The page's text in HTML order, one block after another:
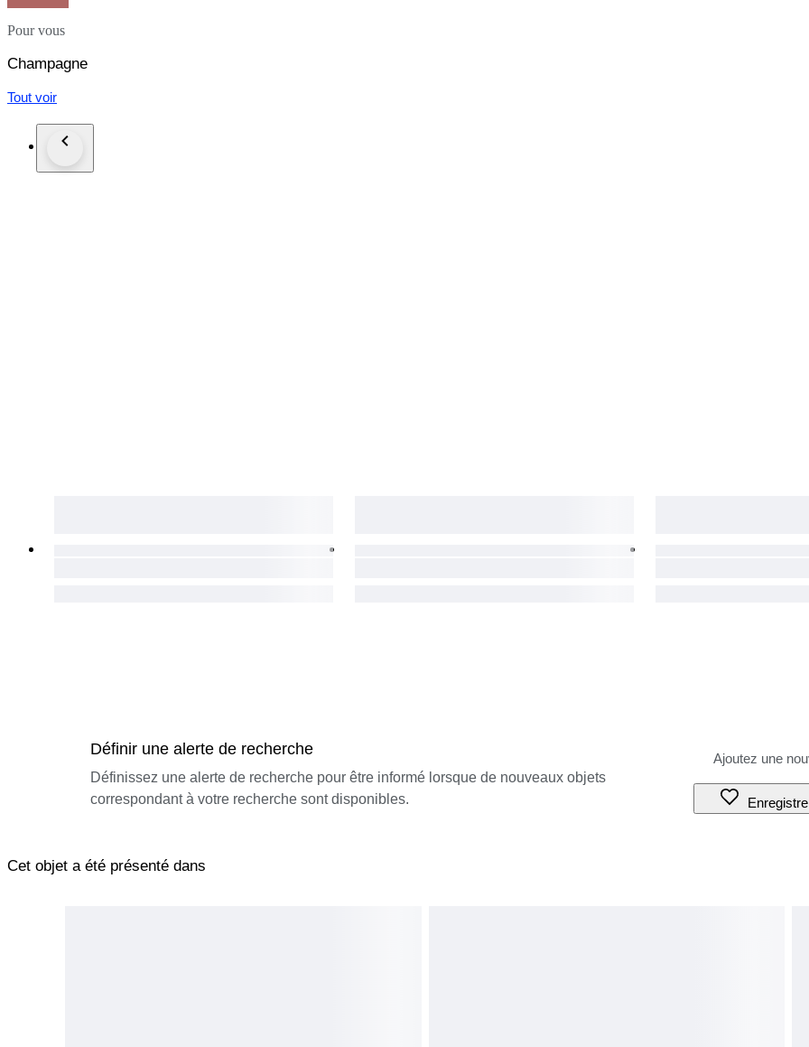
Pour vous
Champagne
Tout voir
Définir une alerte de recherche
Définissez une alerte de recherche pour être informé lorsque de nouveaux objets
correspondant à votre recherche sont disponibles.
Cet objet a été présenté dans